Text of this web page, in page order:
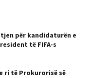
për kandidaturën e
të FIFA-s
ri të Prokurorisë së